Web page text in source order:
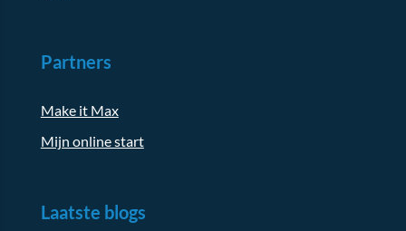
Partners
Make it Max
Mijn online start
Laatste blogs